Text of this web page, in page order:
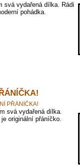
svá vydařená dílka. Rádi
pohádka.
PŘÁNÍČKA!
svá vydařená dílka.
originální přáníčko.